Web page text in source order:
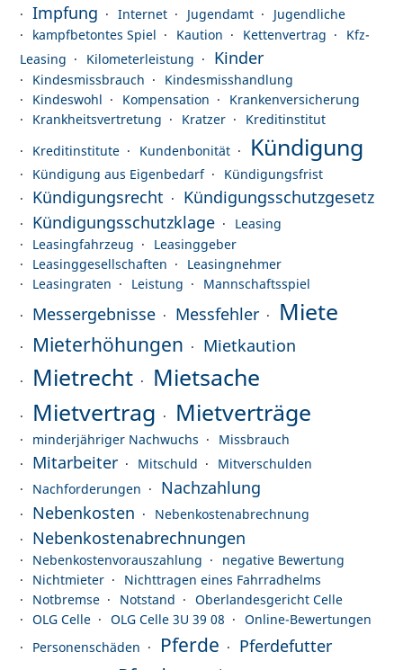
Impfung Internet Jugendamt
Jugendliche
kampfbetontes Spiel
Kaution Kettenvertrag
Kfz-
Leasing
Kilometerleistung Kinder
Kindesmissbrauch
Kindesmisshandlung
Kindeswohl
Kompensation
Krankenversicherung
Krankheitsvertretung
Kratzer
Kreditinstitut
Kreditinstitute
Kundenbonität Kündigung
Kündigung aus Eigenbedarf Kündigungsfrist
Kündigungsrecht
Kündigungsschutzgesetz
Kündigungsschutzklage
Leasing
Leasingfahrzeug
Leasinggeber
Leasinggesellschaften
Leasingnehmer
Leasingraten
Leistung Mannschaftsspiel
Messergebnisse Messfehler Miete
Mieterhöhungen Mietkaution
Mietrecht
Mietsache
Mietvertrag
Mietverträge
minderjähriger Nachwuchs Missbrauch
Mitarbeiter Mitschuld
Mitverschulden
Nachforderungen
Nachzahlung
Nebenkosten
Nebenkostenabrechnung
Nebenkostenabrechnungen
Nebenkostenvorauszahlung
negative Bewertung
Nichtmieter
Nichttragen eines Fahrradhelms
Notbremse
Notstand
Oberlandesgericht Celle
OLG Celle
OLG Celle 3U 39 08
Online-Bewertungen
Personenschäden
Pferde Pferdefutter